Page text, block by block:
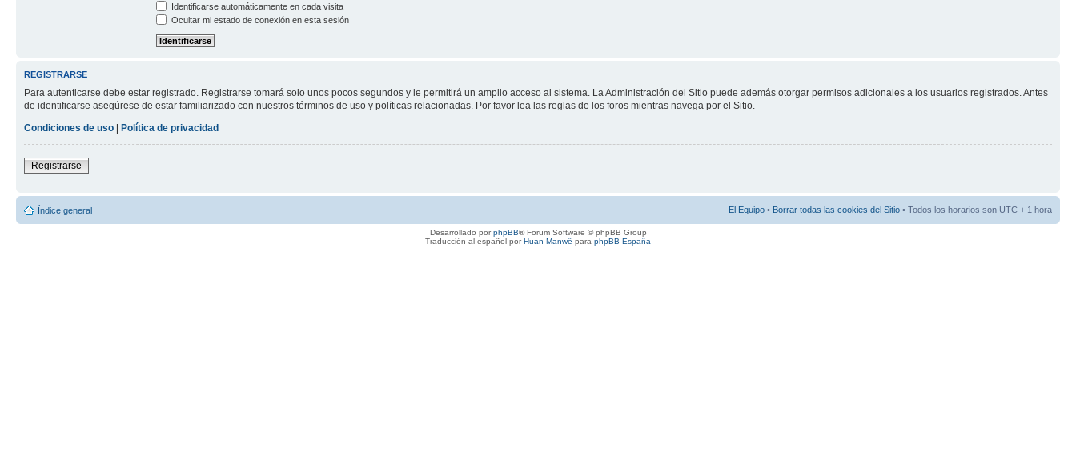
Identificarse automáticamente en cada visita
Ocultar mi estado de conexión en esta sesión
REGISTRARSE
Para autenticarse debe estar registrado. Registrarse tomará solo unos pocos segundos y le permitirá un amplio acceso al sistema. La Administración del Sitio puede además otorgar permisos adicionales a los usuarios registrados. Antes
de identificarse asegúrese de estar familiarizado con nuestros términos de uso y políticas relacionadas. Por favor lea las reglas de los foros mientras navega por el Sitio.
Condiciones de uso
Política de privacidad
Registrarse
Índice general El Equipo • Borrar todas las cookies del Sitio • Todos los horarios son UTC + 1 hora
Desarrollado porphpBB® Forum Software © phpBB Group
Traducción al español porHuan Manwë para phpBB España